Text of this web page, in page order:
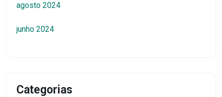
agosto 2024
junho 2024
Categorias